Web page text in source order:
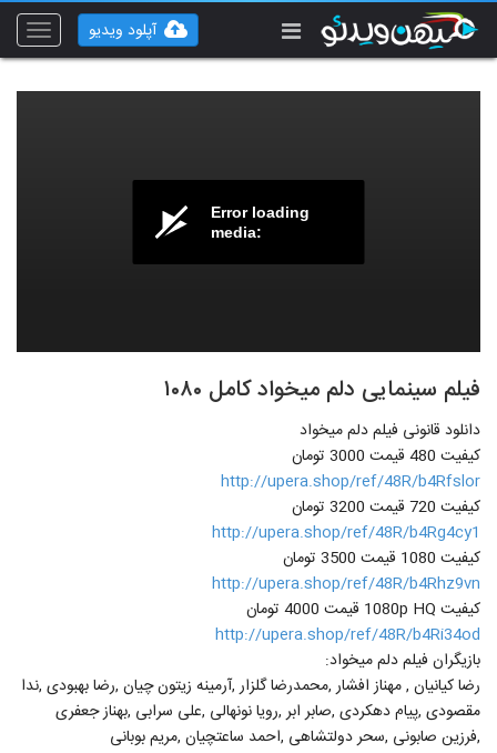
Toggle
آپلود ویدیو
Error loading
media:
فیلم سینمایی دلم میخواد کامل ۱۰۸۰
دانلود قانونی فیلم دلم میخواد
کیفیت 480 قیمت 3000 تومان
http://upera.shop/ref/48R/b4Rfslor
کیفیت 720 قیمت 3200 تومان
http://upera.shop/ref/48R/b4Rg4cy1
کیفیت 1080 قیمت 3500 تومان
http://upera.shop/ref/48R/b4Rhz9vn
کیفیت 1080p HQ قیمت 4000 تومان
http://upera.shop/ref/48R/b4Ri34od
بازیگران فیلم دلم میخواد:
رضا کیانیان , مهناز افشار ,محمدرضا گلزار ,آرمینه زیتون چیان ,رضا بهبودی ,ندا
مقصودی ,پیام دهکردی ,صابر ابر ,رویا نونهالی ,علی سرابی ,بهناز جعفری
,فرزین صابونی ,سحر دولتشاهی ,احمد ساعتچیان ,مریم بوبانی